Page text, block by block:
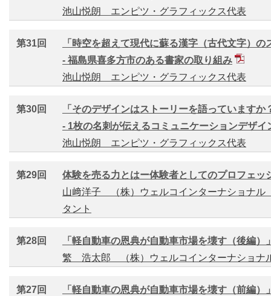
池山悦朗 エンピツ・グラフィックス代表
第31回
「時空を超えて現代に蘇る漢字（古代文字）
- 福島県喜多方市のある書家の取り組み
池山悦朗 エンピツ・グラフィックス代表
第30回
「そのデザインはストーリーを語っていますか
- 1枚の名刺が伝えるコミュニケーションデザイ
池山悦朗 エンピツ・グラフィックス代表
第29回
体験を売る力とはー体験者としてのプロフェッ
山﨑洋子 （株）ウェルコインターナショナ
タント
第28回
「軽自動車の恩典が自動車市場を壊す（後編）
繁 浩太郎 （株）ウェルコインターナショ
第27回 「軽自動車の恩典が自動車市場を壊す（前編）